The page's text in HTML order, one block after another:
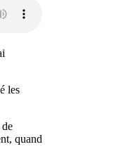
les
quand